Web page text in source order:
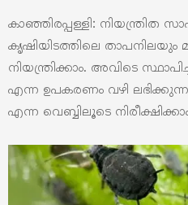
കാഞ്ഞിരപ്പള്ളി: നിയന്ത്രിത
കൃഷിയിടത്തിലെ താപനിലയും
നിയന്ത്രിക്കാം. അവിടെ
എന്ന ഉപകരണം വഴി
എന്ന വെബ്ബിലൂടെ